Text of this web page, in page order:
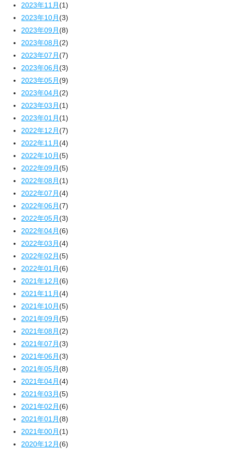
2023年11月(1)
2023年10月(3)
2023年09月(8)
2023年08月(2)
2023年07月(7)
2023年06月(3)
2023年05月(9)
2023年04月(2)
2023年03月(1)
2023年01月(1)
2022年12月(7)
2022年11月(4)
2022年10月(5)
2022年09月(5)
2022年08月(1)
2022年07月(4)
2022年06月(7)
2022年05月(3)
2022年04月(6)
2022年03月(4)
2022年02月(5)
2022年01月(6)
2021年12月(6)
2021年11月(4)
2021年10月(5)
2021年09月(5)
2021年08月(2)
2021年07月(3)
2021年06月(3)
2021年05月(8)
2021年04月(4)
2021年03月(5)
2021年02月(6)
2021年01月(8)
2021年00月(1)
2020年12月(6)